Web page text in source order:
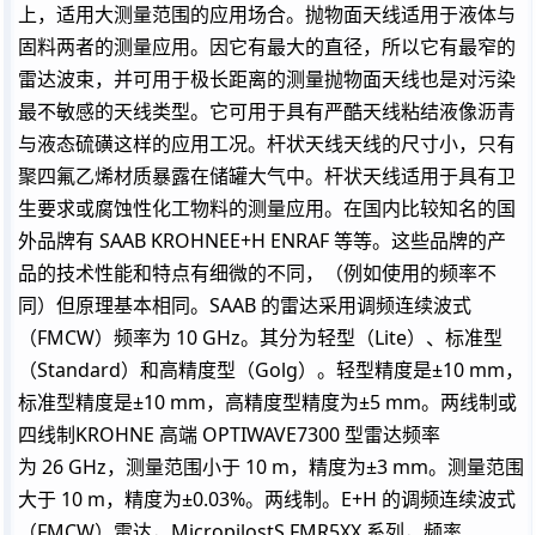
上，适用大测量范围的应用场合。抛物面天线适用于液体与
固料两者的测量应用。因它有最大的直径，所以它有最窄的
雷达波束，并可用于极长距离的测量抛物面天线也是对污染
最不敏感的天线类型。它可用于具有严酷天线粘结液像沥青
与液态硫磺这样的应用工况。杆状天线天线的尺寸小，只有
聚四氟乙烯材质暴露在储罐大气中。杆状天线适用于具有卫
生要求或腐蚀性化工物料的测量应用。在国内比较知名的国
外品牌有 SAAB KROHNEE+H ENRAF 等等。这些品牌的产
品的技术性能和特点有细微的不同，（例如使用的频率不
同）但原理基本相同。SAAB 的雷达采用调频连续波式
（FMCW）频率为 10 GHz。其分为轻型（Lite）、标准型
（Standard）和高精度型（Golg）。轻型精度是±10 mm，
标准型精度是±10 mm，高精度型精度为±5 mm。两线制或
四线制KROHNE 高端 OPTIWAVE7300 型雷达频率
为 26 GHz，测量范围小于 10 m，精度为±3 mm。测量范围
大于 10 m，精度为±0.03%。两线制。E+H 的调频连续波式